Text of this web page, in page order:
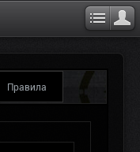
Правила